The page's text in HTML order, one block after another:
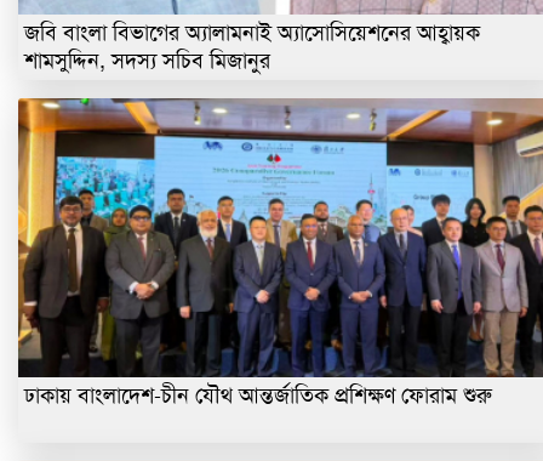
জবি বাংলা বিভাগের অ‍্যালামনাই অ‍্যাসোসিয়েশনের আহ্বায়ক
শামসুদ্দিন, সদস্য সচিব মিজানুর
ঢাকায় বাংলাদেশ-চীন যৌথ আন্তর্জাতিক প্রশিক্ষণ ফোরাম শুরু